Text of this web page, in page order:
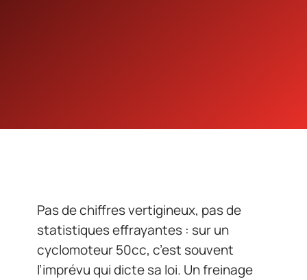
Pas de chiffres vertigineux, pas de
statistiques effrayantes : sur un
cyclomoteur 50cc, c’est souvent
l’imprévu qui dicte sa loi. Un freinage